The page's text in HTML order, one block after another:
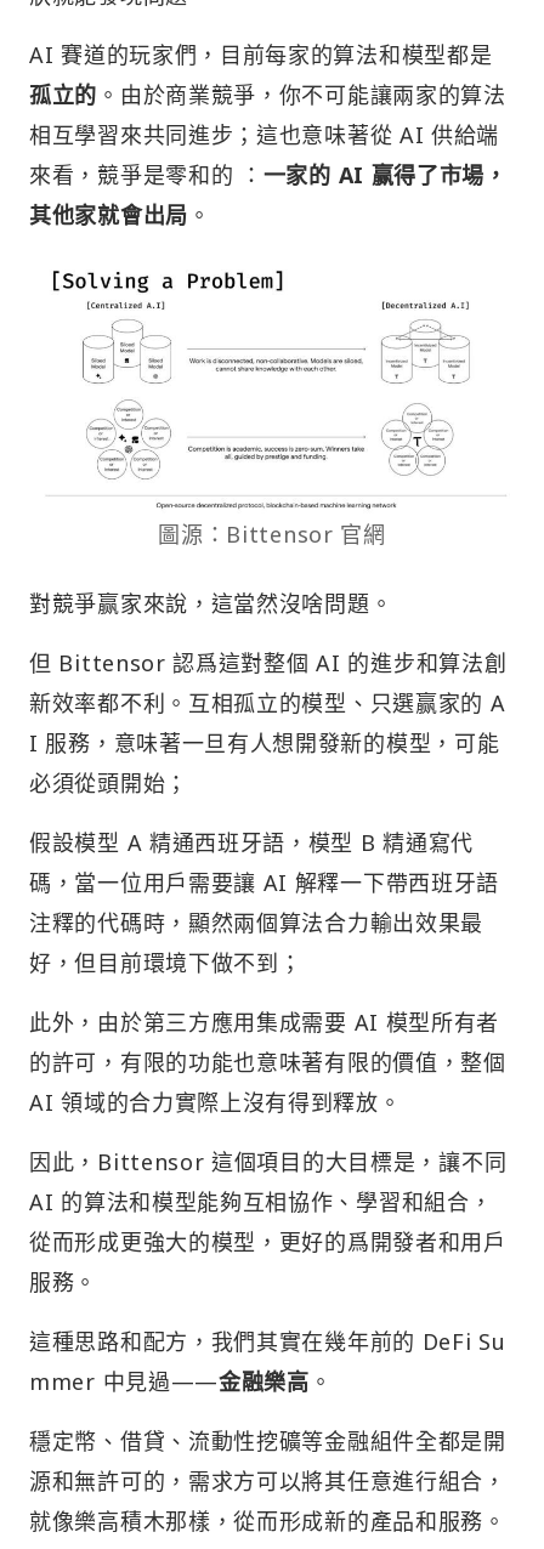
AI 賽道的玩家們，目前每家的算法和模型都是
孤立的 。由於商業競爭，你不可能讓兩家的算法
相互學習來共同進步；這也意味著從 AI 供給端
來看，競爭是零和的 ： 一家的 AI 赢得了市場，
其他家就會出局 。
圖源：Bittensor 官網
對競爭赢家來說，這當然沒啥問題。
但 Bittensor 認爲這對整個 AI 的進步和算法創
新效率都不利。互相孤立的模型、只選赢家的 A
I 服務，意味著一旦有人想開發新的模型，可能
必須從頭開始；
假設模型 A 精通西班牙語，模型 B 精通寫代
碼，當一位用戶需要讓 AI 解釋一下帶西班牙語
注釋的代碼時，顯然兩個算法合力輸出效果最
好，但目前環境下做不到；
此外，由於第三方應用集成需要 AI 模型所有者
的許可，有限的功能也意味著有限的價值，整個
AI 領域的合力實際上沒有得到釋放。
因此，Bittensor 這個項目的大目標是，讓不同
AI 的算法和模型能夠互相協作、學習和組合，
從而形成更強大的模型，更好的爲開發者和用戶
服務。
這種思路和配方，我們其實在幾年前的 DeFi Su
mmer 中見過——金融樂高 。
穩定幣、借貸、流動性挖礦等金融組件全都是開
源和無許可的，需求方可以將其任意進行組合，
就像樂高積木那樣，從而形成新的產品和服務。